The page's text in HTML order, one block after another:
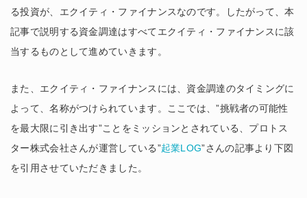
る投資が、エクイティ・ファイナンスなのです。したがって、本
記事で説明する資金調達はすべてエクイティ・ファイナンスに該
当するものとして進めていきます。
また、エクイティ・ファイナンスには、資金調達のタイミングに
よって、名称がつけられています。ここでは、”挑戦者の可能性
を最大限に引き出す”ことをミッションとされている、プロトス
ター株式会社さんが運営している”起業LOG”さんの記事より下図
を引用させていただきました。